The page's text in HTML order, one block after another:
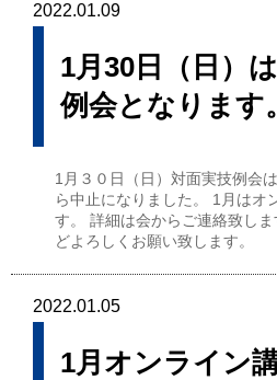
2022.01.09
1月30日（日）
例会となります。
1月３０日（日）対面実技例会
ら中止になりました。 1月はオ
す。 詳細は会からご連絡致し
どよろしくお願い致します。
2022.01.05
1月オンライン